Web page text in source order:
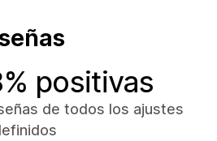
positivas
de todos los ajustes